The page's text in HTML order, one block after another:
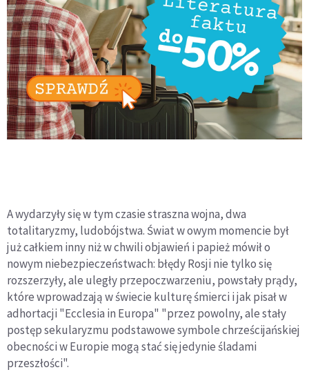
A wydarzyły się w tym czasie straszna wojna, dwa
totalitaryzmy, ludobójstwa. Świat w owym momencie był
już całkiem inny niż w chwili objawień i papież mówił o
nowym niebezpieczeństwach: błędy Rosji nie tylko się
rozszerzyły, ale uległy przepoczwarzeniu, powstały prądy,
które wprowadzają w świecie kulturę śmierci i jak pisał w
adhortacji "Ecclesia in Europa" "przez powolny, ale stały
postęp sekularyzmu podstawowe symbole chrześcijańskiej
obecności w Europie mogą stać się jedynie śladami
przeszłości".